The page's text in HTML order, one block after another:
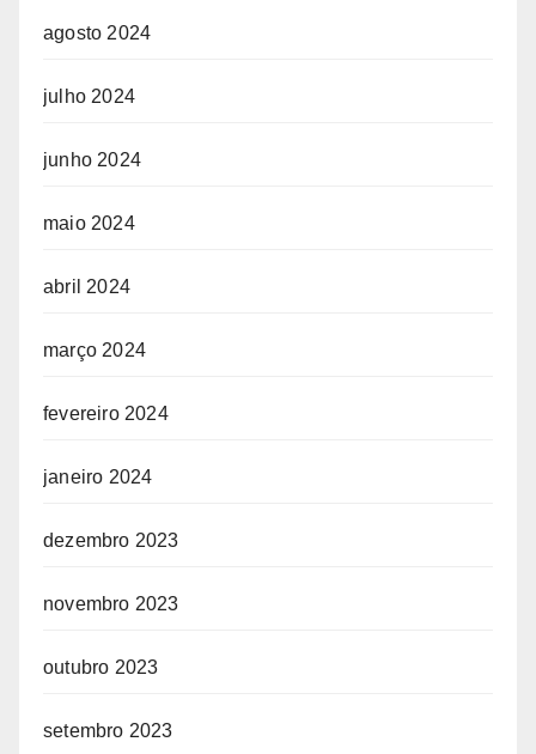
agosto 2024
julho 2024
junho 2024
maio 2024
abril 2024
março 2024
fevereiro 2024
janeiro 2024
dezembro 2023
novembro 2023
outubro 2023
setembro 2023